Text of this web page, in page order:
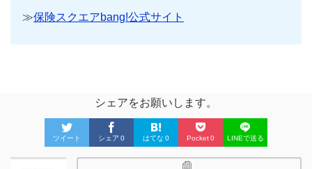
≫保険スクエアbang!公式サイト
シェアをお願いします。
ツイート シェア 0 はてな 0 Pocket0 LINEで送る